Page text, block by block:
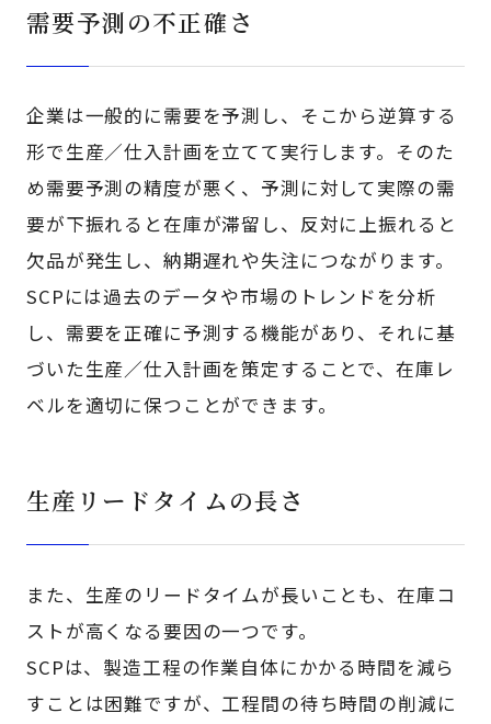
需要予測の不正確さ
企業は一般的に需要を予測し、そこから逆算する
形で生産／仕入計画を立てて実行します。そのた
め需要予測の精度が悪く、予測に対して実際の需
要が下振れると在庫が滞留し、反対に上振れると
欠品が発生し、納期遅れや失注につながります。
SCPには過去のデータや市場のトレンドを分析
し、需要を正確に予測する機能があり、それに基
づいた生産／仕入計画を策定することで、在庫レ
ベルを適切に保つことができます。
生産リードタイムの長さ
また、生産のリードタイムが長いことも、在庫コ
ストが高くなる要因の一つです。
SCPは、製造工程の作業自体にかかる時間を減ら
すことは困難ですが、工程間の待ち時間の削減に